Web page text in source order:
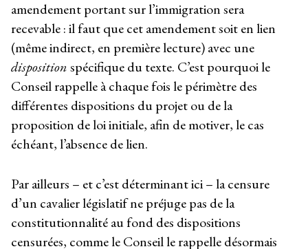
amendement portant sur l’immigration sera
recevable : il faut que cet amendement soit en lien
(même indirect, en première lecture) avec une
dispositionspécifique du texte. C’est pourquoi le
Conseil rappelle à chaque fois le périmètre des
différentes dispositions du projet ou de la
proposition de loi initiale, afin de motiver, le cas
échéant, l’absence de lien.
Par ailleurs – et c’est déterminant ici – la censure
d’un cavalier législatif ne préjuge pas de la
constitutionnalité au fond des dispositions
censurées, comme le Conseil le rappelle désormais